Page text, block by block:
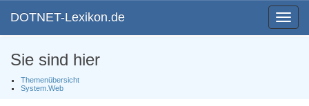
Toggle
DOTNET-Lexikon.de
Sie sind hier
Themenübersicht
System.Web